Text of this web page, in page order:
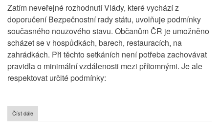
Zatím neveřejné rozhodnutí Vlády, které vychází z
doporučení Bezpečnostní rady státu, uvolňuje podmínky
současného nouzového stavu. Občanům ČR je umožněno
scházet se v hospůdkách, barech, restauracích, na
zahrádkách. Při těchto setkáních není potřeba zachovávat
pravidla o minimální vzdálenosti mezi přítomnými. Je ale
respektovat určité podmínky:
Číst dále
Koronavirus